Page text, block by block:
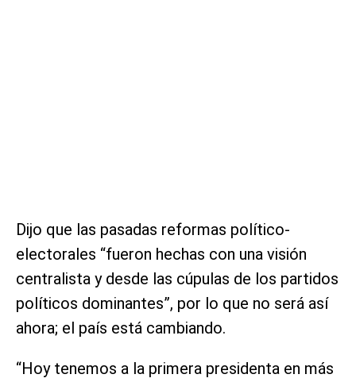
Dijo que las pasadas reformas político-
electorales “fueron hechas con una visión
centralista y desde las cúpulas de los partidos
políticos dominantes”, por lo que no será así
ahora; el país está cambiando.
“Hoy tenemos a la primera presidenta en más